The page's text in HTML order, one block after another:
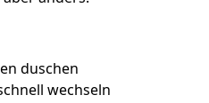
duschen
wechseln